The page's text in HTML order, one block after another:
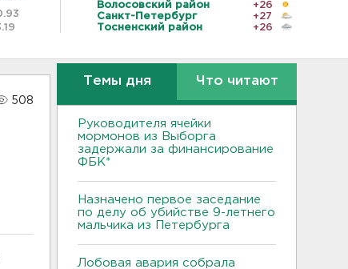
Волосовский район
+26
Санкт-Петербург
+27
Тосненский район
+26
508
Темы дня Что читают
Руководителя ячейки
мормонов из Выборга
задержали за финансирование
ФБК*
Назначено первое заседание
по делу об убийстве 9-летнего
мальчика из Петербурга
Лобовая авария собрала